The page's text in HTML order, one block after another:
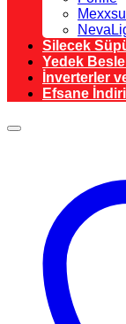
Silecek
Yedek
İnverterler
Efsane